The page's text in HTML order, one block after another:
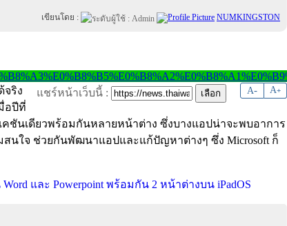
เขียนโดย :
NUMKINGSTON
A- A+
แชร์หน้าเว็บนี้ :
จริง
อปีที่
ชันเดียวพร้อมกันหลายหน้าต่าง ซึ่งบางแอปน่าจะพบอาการ
นใจ ช่วยกันพัฒนาแอปและแก้ปัญหาต่างๆ ซึ่ง Microsoft ก็